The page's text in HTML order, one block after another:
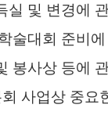
및 변경에
대회 준비에
사상 등에
사업상 중요